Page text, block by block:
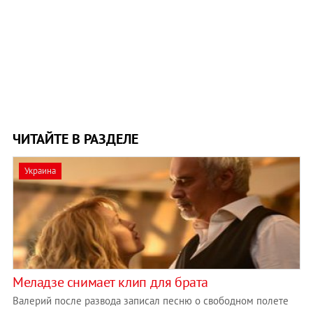
ЧИТАЙТЕ В РАЗДЕЛЕ
Украина
Меладзе снимает клип для брата
Валерий после развода записал песню о свободном полете